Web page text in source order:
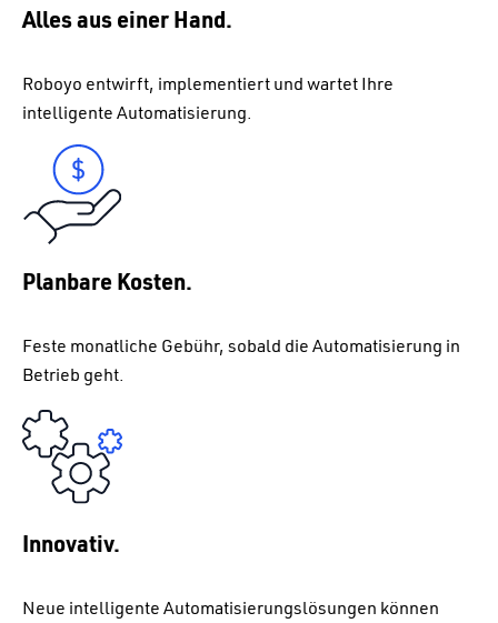
Alles aus einer Hand.
Roboyo entwirft, implementiert undwartetIhre
intelligente Automatisierung.
Planbare Kosten.
Feste monatliche Gebühr, sobald die Automatisierung in
Betrieb geht.
Innovativ.
Neue intelligente Automatisierungslösungen können